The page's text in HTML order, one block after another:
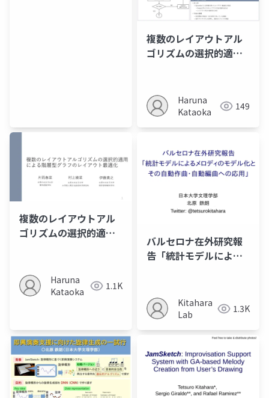
複数のレイアウトアル
ゴリズムの選択的適用
スター
Haruna
Kataoka
149
複数のレイアウトアル
ゴリズムの選択的適用
Haruna
Kataoka
1.1K
バルセロナ在外研究報
告「統計モデルによる
曲への応用」
Kitahara
Lab
1.3K